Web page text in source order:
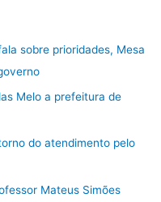
sobre prioridades, Mesa
Melo a prefeitura de
do atendimento pelo
Mateus Simões